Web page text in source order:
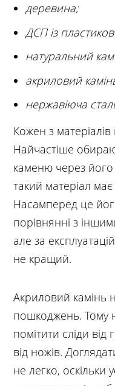
деревина;
ДСП із
натуральний
акриловий
нержавіюча
Кожен з
Найчастіше
каменю через
такий матеріал має
Насамперед це
порівнянні з
але за
не кращий.
Акриловий камінь
пошкоджень. Тому
помітити сліди
від ножів.
не легко, оскільки